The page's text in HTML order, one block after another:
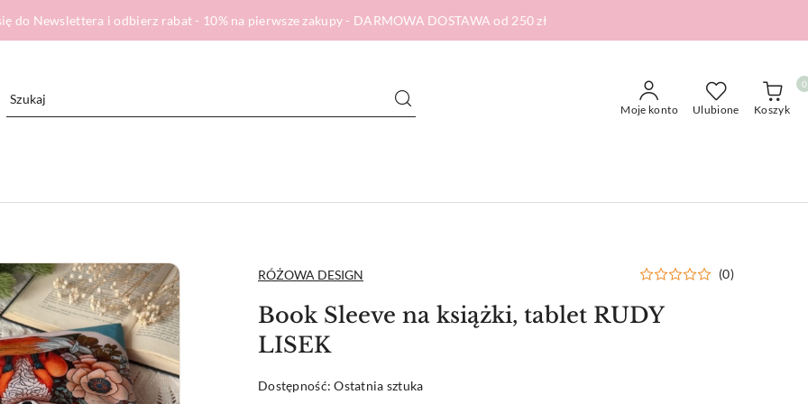
do Newslettera i odbierz rabat - 10% na pierwsze zakupy - DARMOWA DOSTAWA od 250 zł
Moje konto Ulubione Koszyk
0
NAZWA
PRODUCENTA:
RÓŻOWA DESIGN (0)
Book Sleeve na książki, tablet RUDY
LISEK
Dostępność:Ostatnia sztuka